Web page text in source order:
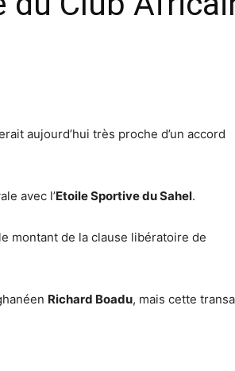
aujourd’hui très proche d’un accord
avec l’Etoile Sportive du Sahel.
montant de la clause libératoire de
Richard Boadu, mais cette